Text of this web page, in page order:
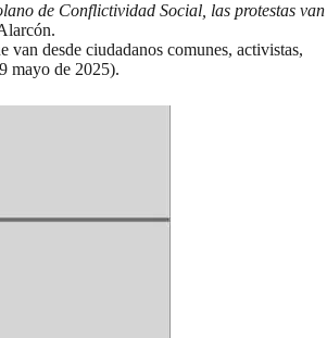
de Conflictividad Social, las protestas van
desde ciudadanos comunes, activistas,
mayo de 2025).